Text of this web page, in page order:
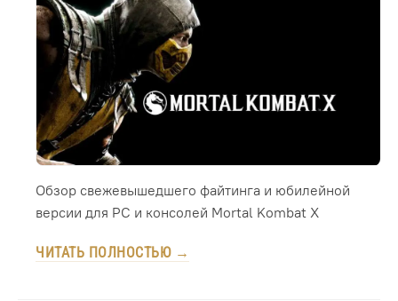
Обзор свежевышедшего файтинга и юбилейной
версии для PC и консолей Mortal Kombat X
ЧИТАТЬ ПОЛНОСТЬЮ →